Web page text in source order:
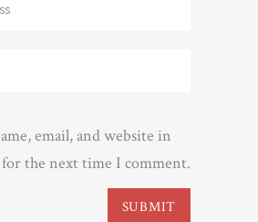
email, and website in
the next time I comment.